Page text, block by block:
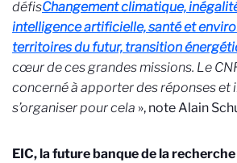
défisChangement climatique,
intelligence artificielle, santé et
territoires du futur, transition
cœur de ces grandes missions. Le
concerné à apporter des réponses et
s’organiser pour cela », note Alain
EIC, la future banque de la